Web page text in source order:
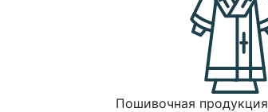
Пошивочная продукция